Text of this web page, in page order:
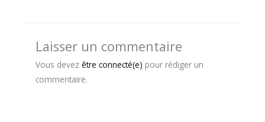
Laisser un commentaire
Vous devez être connecté(e) pour rédiger un
commentaire.